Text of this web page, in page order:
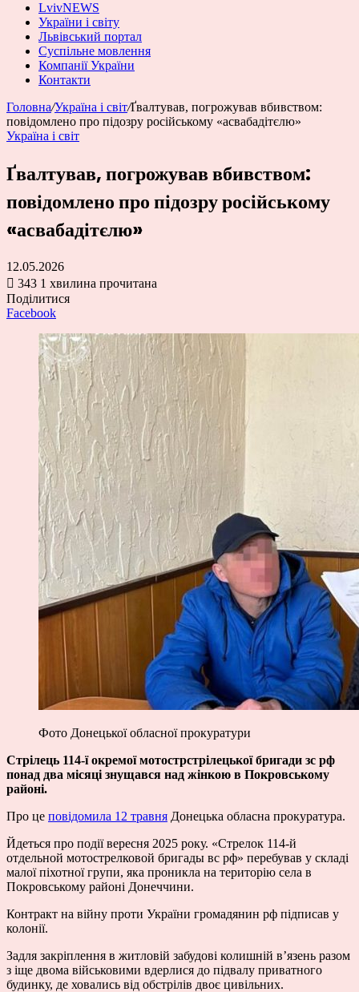
LvivNEWS
України і світу
Львівський портал
Суспільне мовлення
Компанії України
Контакти
Головна/Україна і світ/Ґвалтував, погрожував вбивством:
повідомлено про підозру російському «асвабадітєлю»
Україна і світ
Ґвалтував, погрожував вбивством:
повідомлено про підозру російському
«асвабадітєлю»
12.05.2026
343 1 хвилина прочитана
Поділитися
Facebook
Фото Донецької обласної прокуратури
Стрілець 114-ї окремої мотострстрілецької бригади зс рф
понад два місяці знущався над жінкою в Покровському
районі.
Про це повідомила 12 травня Донецька обласна прокуратура.
Йдеться про події вересня 2025 року. «Стрелок 114-й
отдельной мотострелковой бригады вс рф» перебував у складі
малої піхотної групи, яка проникла на територію села в
Покровському районі Донеччини.
Контракт на війну проти України громадянин рф підписав у
колонії.
Задля закріплення в житловій забудові колишній в’язень разом
з іще двома військовими вдерлися до підвалу приватного
будинку, де ховались від обстрілів двоє цивільних.